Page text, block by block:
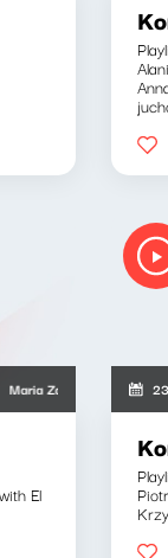
Zamachowska, Jakub
El